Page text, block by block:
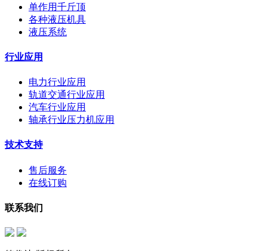
单作用千斤顶
各种液压机具
液压系统
行业应用
电力行业应用
轨道交通行业应用
汽车行业应用
轴承行业压力机应用
技术支持
售后服务
在线订购
联系我们